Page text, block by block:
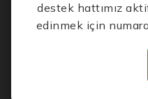
destek hattımız
edinmek için